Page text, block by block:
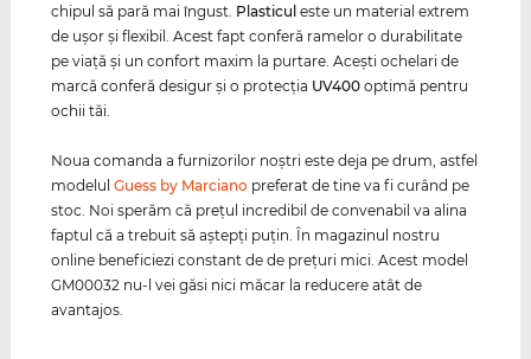
chipul să pară mai îngust. Plasticul este un material extrem
de uşor şi flexibil. Acest fapt conferă ramelor o durabilitate
pe viaţă şi un confort maxim la purtare. Aceşti ochelari de
marcă conferă desigur şi o protecţia UV400 optimă pentru
ochii tăi.
Noua comanda a furnizorilor noştri este deja pe drum, astfel
modelulGuess by Marciano preferat de tine va fi curând pe
stoc. Noi sperăm că preţul incredibil de convenabil va alina
faptul că a trebuit să aştepţi puţin. În magazinul nostru
online beneficiezi constant de de preţuri mici. Acest model
GM00032 nu-l vei găsi nici măcar la reducere atât de
avantajos.